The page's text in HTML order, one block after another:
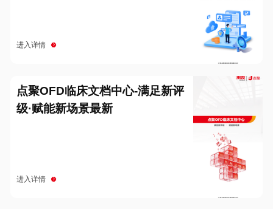
进入详情
点聚OFD临床文档中心-满足新评
级·赋能新场景最新
进入详情